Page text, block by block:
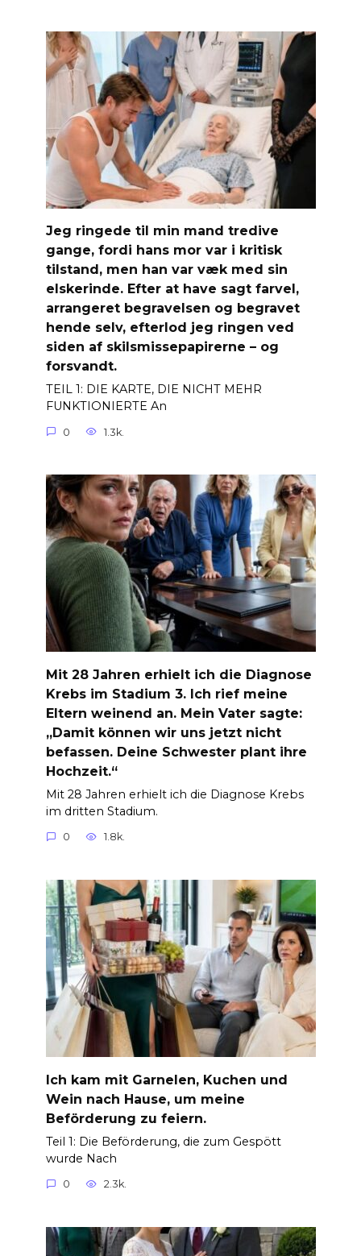
Jeg ringede til min mand tredive
gange, fordi hans mor var i kritisk
tilstand, men han var væk med sin
elskerinde. Efter at have sagt farvel,
arrangeret begravelsen og begravet
hende selv, efterlod jeg ringen ved
siden af ​​skilsmissepapirerne – og
forsvandt.
TEIL 1: DIE KARTE, DIE NICHT MEHR
FUNKTIONIERTE An
0 1.3k.
Mit 28 Jahren erhielt ich die Diagnose
Krebs im Stadium 3. Ich rief meine
Eltern weinend an. Mein Vater sagte:
„Damit können wir uns jetzt nicht
befassen. Deine Schwester plant ihre
Hochzeit.“
Mit 28 Jahren erhielt ich die Diagnose Krebs
im dritten Stadium.
0 1.8k.
Ich kam mit Garnelen, Kuchen und
Wein nach Hause, um meine
Beförderung zu feiern.
Teil 1: Die Beförderung, die zum Gespött
wurde Nach
0 2.3k.